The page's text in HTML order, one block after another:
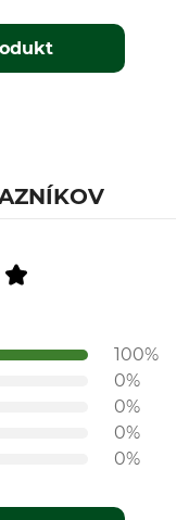
100%
0%
0%
0%
0%